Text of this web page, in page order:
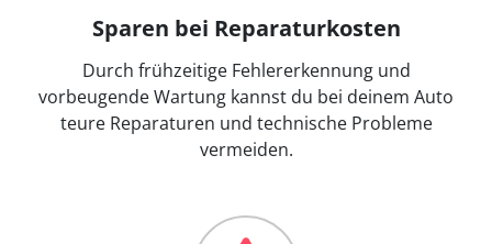
Sparen bei Reparaturkosten
Durch frühzeitige Fehlererkennung und
vorbeugende Wartung kannst du bei deinem Auto
teure Reparaturen und technische Probleme
vermeiden.